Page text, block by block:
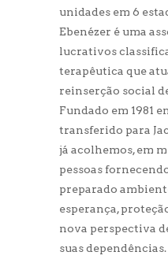
unidades em 6
Ebenézer é uma
lucrativos
terapêutica que
reinserção social
Fundado em 1981
transferido para
já acolhemos, em
pessoas
preparado
esperança,
nova perspectiva
suas dependências.